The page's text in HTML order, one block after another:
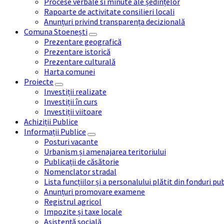
Rapoarte de activitate consilieri locali
Anunțuri privind transparența decizională
Comuna Stoenești
Prezentare geografică
Prezentare istorică
Prezentare culturală
Harta comunei
Proiecte
Investiții realizate
Investiții în curs
Investiții viitoare
Achiziții Publice
Informații Publice
Posturi vacante
Urbanism și amenajarea teritoriului
Publicații de căsătorie
Nomenclator stradal
Lista funcțiilor și a personalului plătit din fonduri
Anunțuri promovare examene
Registrul agricol
Impozite și taxe locale
Asistență socială